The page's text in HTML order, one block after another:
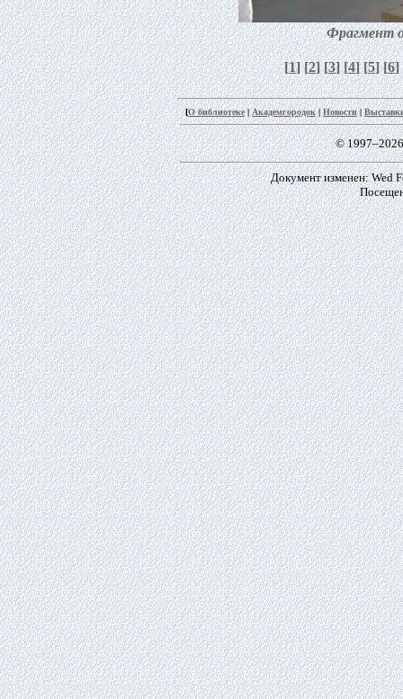
Фрагмент
[1] [2] [3] [4] [5] [6]
[О библиотеке|Академгородок|Новости|
©
Документ изменен: Wed